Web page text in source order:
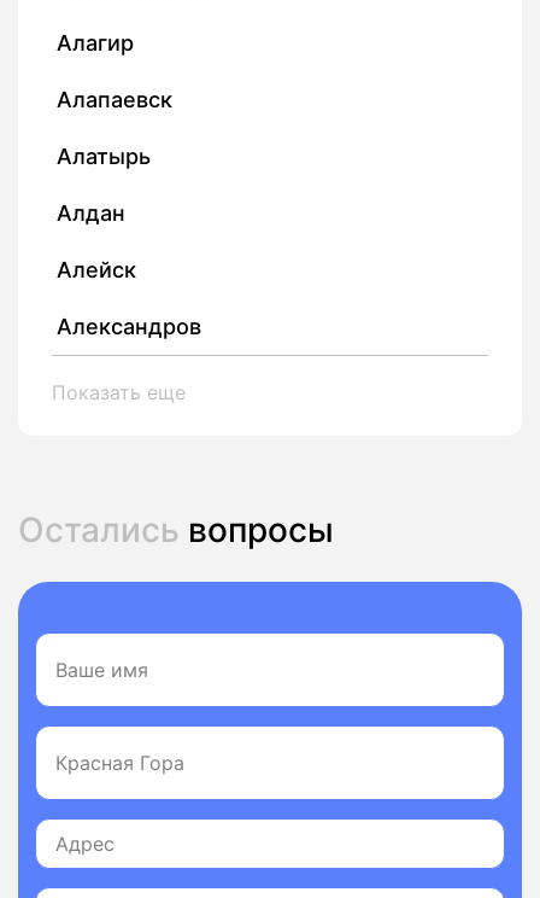
Алагир
Алапаевск
Алатырь
Алдан
Алейск
Александров
Показать еще
Остались вопросы